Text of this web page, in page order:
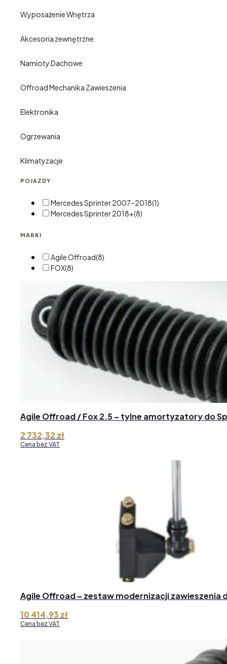
Wyposażenie Wnętrza
Akcesoria zewnętrzne
Namioty Dachowe
Offroad Mechanika Zawieszenia
Elektronika
Ogrzewania
Klimatyzacje
POJAZDY
Mercedes Sprinter 2007–2018(1)
Mercedes Sprinter 2018+(8)
MARKI
Agile Offroad(8)
FOX(8)
Agile Offroad / Fox 2.5 – tylne amortyzatory do
2 732,32 zł
Cena bez VAT
Agile Offroad – zestaw modernizacji zawieszenia
10 414,93 zł
Cena bez VAT